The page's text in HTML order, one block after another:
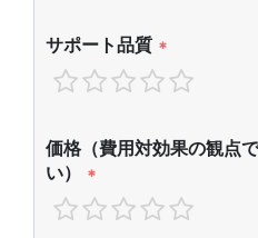
サポート品質 *
価格（費用対効果の観点
い）
*